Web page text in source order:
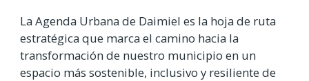
la
navegación
La Agenda Urbana de Daimiel es la hoja de ruta
estratégica que marca el camino hacia la
transformación de nuestro municipio en un
espacio más sostenible, inclusivo y resiliente de